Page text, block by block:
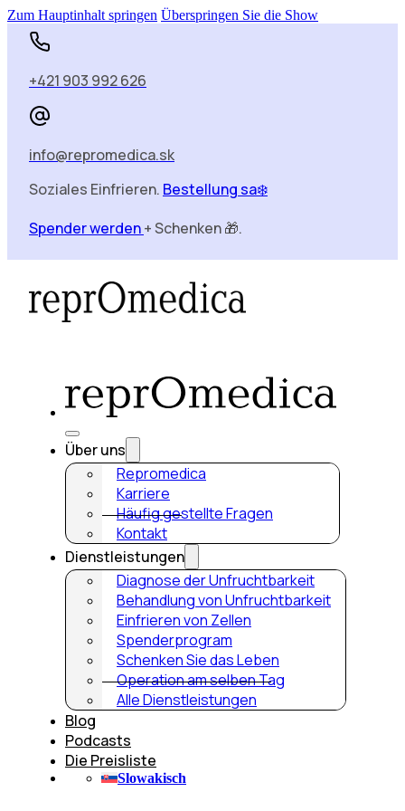
Zum Hauptinhalt springen Überspringen Sie die Show
+421 903 992 626
info@repromedica.sk
Soziales Einfrieren. Bestellung sa❄️
Spender werden+ Schenken 🎁.
Über uns
Repromedica
Karriere
Häufig gestellte Fragen
Kontakt
Dienstleistungen
Diagnose der Unfruchtbarkeit
Behandlung von Unfruchtbarkeit
Einfrieren von Zellen
Spenderprogram
Schenken Sie das Leben
Operation am selben Tag
Alle Dienstleistungen
Blog
Podcasts
Die Preisliste
Slowakisch